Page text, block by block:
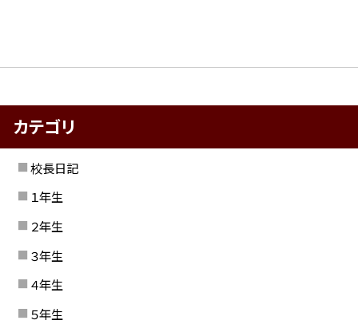
カテゴリ
校長日記
１年生
２年生
３年生
４年生
５年生